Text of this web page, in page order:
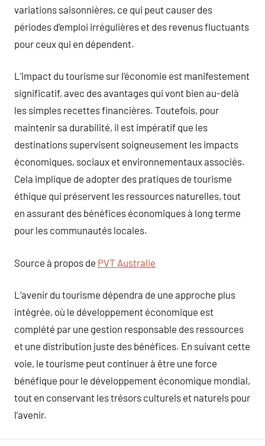
variations saisonnières, ce qui peut causer des
périodes d’emploi irrégulières et des revenus fluctuants
pour ceux qui en dépendent.
L’impact du tourisme sur l’économie est manifestement
significatif, avec des avantages qui vont bien au-delà
les simples recettes financières. Toutefois, pour
maintenir sa durabilité, il est impératif que les
destinations supervisent soigneusement les impacts
économiques, sociaux et environnementaux associés.
Cela implique de adopter des pratiques de tourisme
éthique qui préservent les ressources naturelles, tout
en assurant des bénéfices économiques à long terme
pour les communautés locales.
Source à propos de PVT Australie
L’avenir du tourisme dépendra de une approche plus
intégrée, où le développement économique est
complété par une gestion responsable des ressources
et une distribution juste des bénéfices. En suivant cette
voie, le tourisme peut continuer à être une force
bénéfique pour le développement économique mondial,
tout en conservant les trésors culturels et naturels pour
l’avenir.